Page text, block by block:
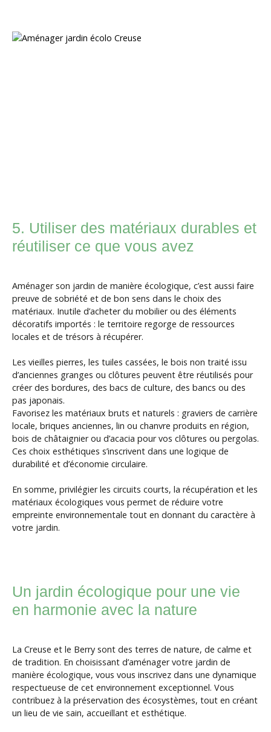
5. Utiliser des matériaux durables et
réutiliser ce que vous avez
Aménager son jardin de manière écologique, c’est aussi faire
preuve de sobriété et de bon sens dans le choix des
matériaux. Inutile d’acheter du mobilier ou des éléments
décoratifs importés : le territoire regorge de ressources
locales et de trésors à récupérer.
Les vieilles pierres, les tuiles cassées, le bois non traité issu
d’anciennes granges ou clôtures peuvent être réutilisés pour
créer des bordures, des bacs de culture, des bancs ou des
pas japonais.
Favorisez les matériaux bruts et naturels : graviers de carrière
locale, briques anciennes, lin ou chanvre produits en région,
bois de châtaignier ou d’acacia pour vos clôtures ou pergolas.
Ces choix esthétiques s’inscrivent dans une logique de
durabilité et d’économie circulaire.
En somme, privilégier les circuits courts, la récupération et les
matériaux écologiques vous permet de réduire votre
empreinte environnementale tout en donnant du caractère à
votre jardin.
Un jardin écologique pour une vie
en harmonie avec la nature
La Creuse et le Berry sont des terres de nature, de calme et
de tradition. En choisissant d’aménager votre jardin de
manière écologique, vous vous inscrivez dans une dynamique
respectueuse de cet environnement exceptionnel. Vous
contribuez à la préservation des écosystèmes, tout en créant
un lieu de vie sain, accueillant et esthétique.